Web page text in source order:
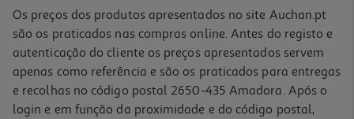
Os preços dos produtos apresentados no site Auchan.pt
são os praticados nas compras online. Antes do registo e
autenticação do cliente os preços apresentados servem
apenas como referência e são os praticados para entregas
e recolhas no código postal 2650-435 Amadora. Após o
login e em função da proximidade e do código postal,